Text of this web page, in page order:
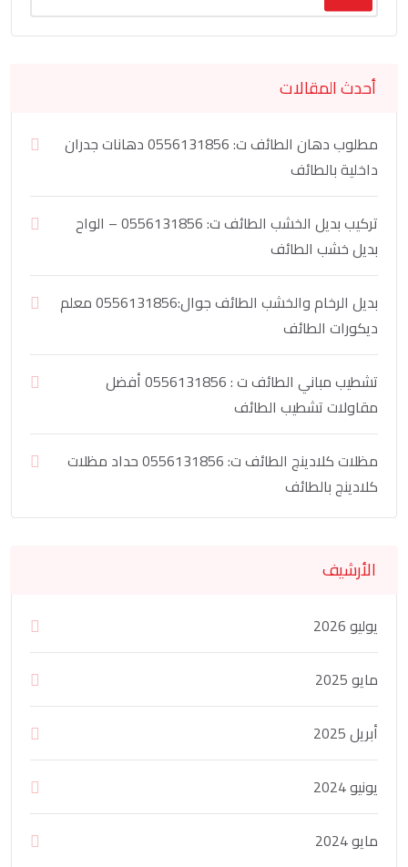
أحدث المقالات
مطلوب دهان الطائف ت: 0556131856 دهانات جدران
داخلية بالطائف
تركيب بديل الخشب الطائف ت: 0556131856 – الواح
بديل خشب الطائف
بديل الرخام والخشب الطائف جوال:0556131856 معلم
ديكورات الطائف
تشطيب مباني الطائف ت : 0556131856 أفضل
مقاولات تشطيب الطائف
مظلات كلادينج الطائف ت: 0556131856 حداد مظلات
كلادينج بالطائف
الأرشيف
يوليو 2026
مايو 2025
أبريل 2025
يونيو 2024
مايو 2024